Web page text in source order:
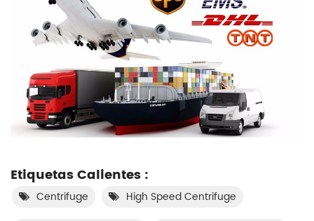
Etiquetas Calientes :
Centrifuge High Speed Centrifuge